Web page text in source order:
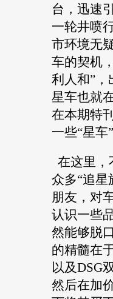
台，迅速
一轮井喷
市环境无
车的契机
利人和”，
星车也就
在本期特
一些“星车
在这里，
众多“追星
朋友，对
认识一些
然能够脱
的精髓在
以及DSG
然后在加